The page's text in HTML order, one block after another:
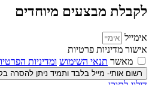
לקבלת מבצעים מיוחדים
אימייל
אישור מדיניות פרטיות
מאשר תנאי השימוש ומדיניות
רשום אותי- מייל בלבד ותמיד ניתן להסרה